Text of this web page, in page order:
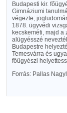
Budapesti kir.
Gimnáziumi
végezte;
1878. ügyvédi
kecskeméti, majd a
alügyésszé
Budapestre
Temesvárra és
főügyészi
Forrás: Pallas